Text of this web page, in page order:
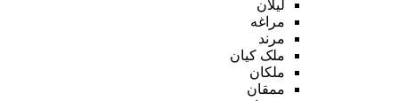
لیلان
مراغه
مرند
ملک کیان
ملکان
ممقان